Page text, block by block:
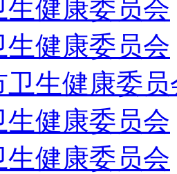
健康委员会
健康委员会
卫生健康委员
健康委员会
健康委员会